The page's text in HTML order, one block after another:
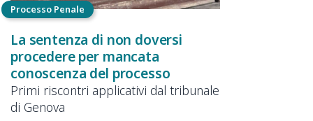
Processo Penale
La sentenza di non doversi
procedere per mancata
conoscenza del processo
Primi riscontri applicativi dal tribunale
di Genova